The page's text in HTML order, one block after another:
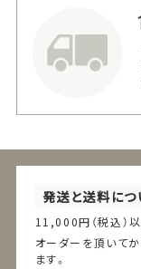
発送と送料につ
11,000円（税込）
オーダーを頂いて
ます。